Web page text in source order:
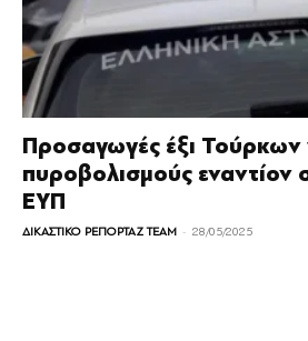
Προσαγωγές έξι Τούρκων
πυροβολισμούς εναντίον
ΕΥΠ
ΔΙΚΑΣΤΙΚΟ ΡΕΠΟΡΤΑΖ TEAM - 28/05/2025